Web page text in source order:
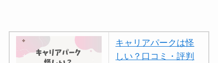
キャリアパークは怪
しい？口コミ・評判